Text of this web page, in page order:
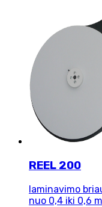
REEL 200
laminavimo
nuo 0,4 iki 0,6